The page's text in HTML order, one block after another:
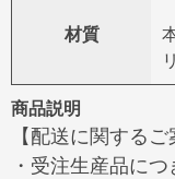
材質
商品説明
【配送に関するご
・受注生産品に